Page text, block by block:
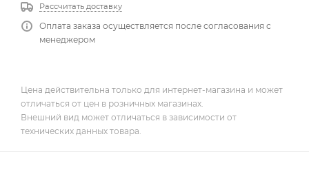
Рассчитать доставку
Оплата заказа осуществляется после согласования с
менеджером
Цена действительна только для интернет-магазина и может
отличаться от цен в розничных магазинах.
Внешний вид может отличаться в зависимости от
технических данных товара.